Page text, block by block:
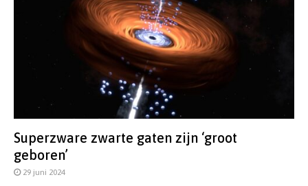
Superzware zwarte gaten zijn ‘groot
geboren’
29 juni 2024